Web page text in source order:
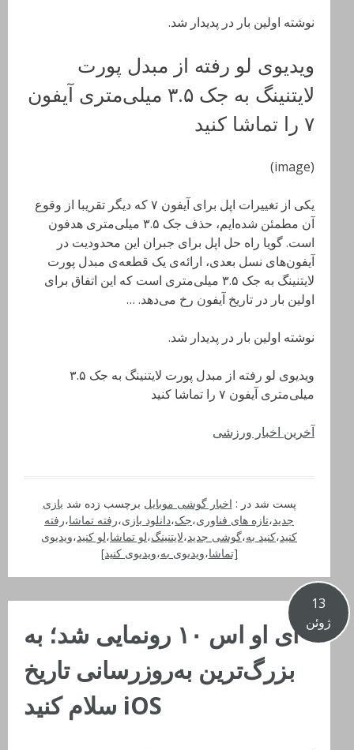
نوشته اولین بار در پدیدار شد.
ویدیوی لو رفته از مبدل پورت
لایتنینگ به جک ۳.۵ میلی‌متری آیفون
۷ را تماشا کنید
(image)
یکی از تغییرات اپل برای آیفون ۷ که دیگر تقریبا از وقوع
آن مطمئن شده‌ایم، حذف جک ۳.۵ میلی‌متری هدفون
است. گویا راه حل اپل برای جبران این محدودیت در
آیفون‌های نسل بعدی، ارائه‌ی یک قطعه‌ی مبدل پورت
لایتنینگ به جک ۳.۵ میلی‌متری است که این اتفاق برای
اولین بار در تاریخ آیفون رخ می‌دهد. …
نوشته اولین بار در پدیدار شد.
ویدیوی لو رفته از مبدل پورت لایتنینگ به جک ۳.۵
میلی‌متری آیفون ۷ را تماشا کنید
آخرین اخبار ورزشی
پست شد در : اخبار گوشی موبایل برچسب زده شد بازی
جدید،تازه های فناوری،جک،دانلود بازی،رفته تماشا،رفته
کنید،کنید به،گوشی جدید،لایتنینگ،لو تماشا،لو کنید،ویدیوی
[تماشا،ویدیوی به،ویدیوی کنید]
13
ژوئن
آی او اس ١٠ رونمایی شد؛ به
بزرگ‌ترین به‌روزرسانی تاریخ
iOS سلام کنید